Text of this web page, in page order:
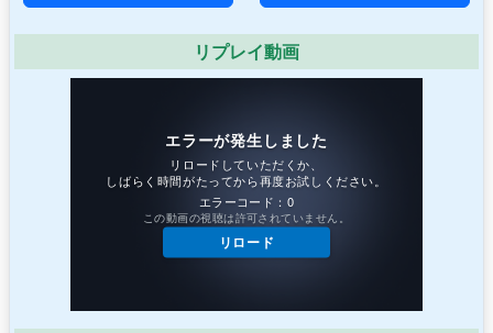
リプレイ動画